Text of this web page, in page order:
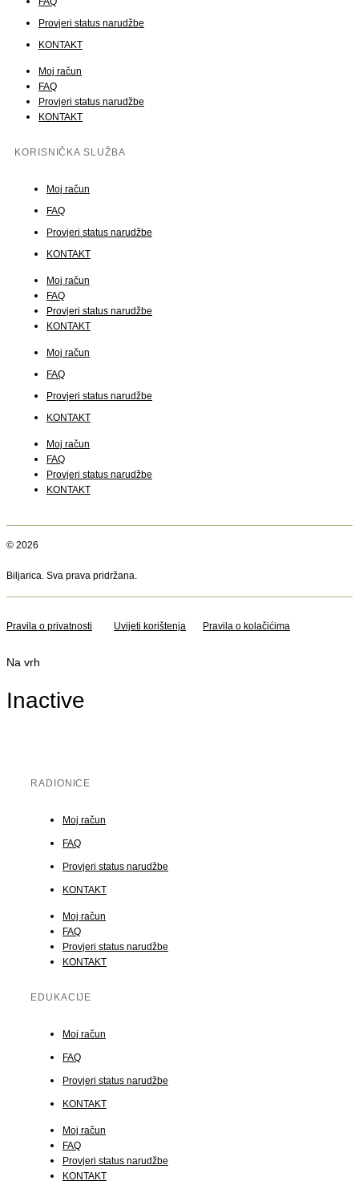
Provjeri status narudžbe
KONTAKT
Moj račun
FAQ
Provjeri status narudžbe
KONTAKT
KORISNIČKA SLUŽBA
Moj račun
FAQ
Provjeri status narudžbe
KONTAKT
Moj račun
FAQ
Provjeri status narudžbe
KONTAKT
Moj račun
FAQ
Provjeri status narudžbe
KONTAKT
Moj račun
FAQ
Provjeri status narudžbe
KONTAKT
© 2026
Biljarica. Sva prava pridržana.
Pravila o privatnosti Uvijeti korištenja Pravila o kolačićima
Na vrh
Inactive
RADIONICE
Moj račun
FAQ
Provjeri status narudžbe
KONTAKT
Moj račun
FAQ
Provjeri status narudžbe
KONTAKT
EDUKACIJE
Moj račun
FAQ
Provjeri status narudžbe
KONTAKT
Moj račun
FAQ
Provjeri status narudžbe
KONTAKT